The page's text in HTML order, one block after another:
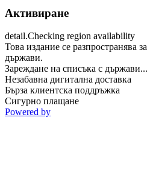
Активиране
detail.Checking region availability
Това издание се разпространява
държави.
Зареждане на списъка с държави...
Незабавна дигитална доставка
Бърза клиентска поддръжка
Сигурно плащане
Powered by